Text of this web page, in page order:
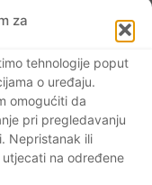
za
tehnologije poput
o uređaju.
omogućiti da
pri pregledavanju
Nepristanak ili
na određene
1
o privatnosti
by TagDiv